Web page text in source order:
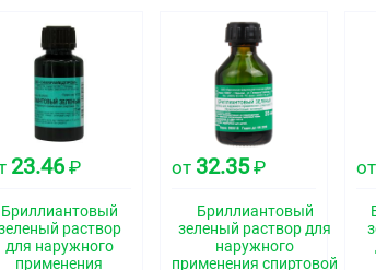
свойства
(активен в отношении
и посттравматические рубцы,
нарушения целостности кожных
23.46 ₽
Бриллиантовый
раствор
для наружного
применения
от 32.35₽
Бриллиантовый
зеленый раствор для
наружного
применения спиртовой
от